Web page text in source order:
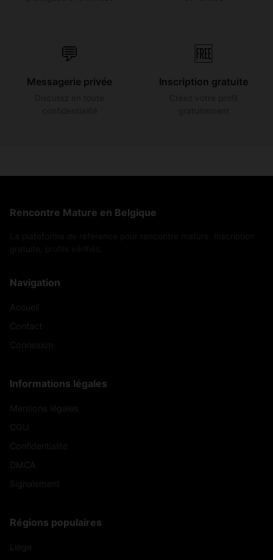
💬
Messagerie privée
🆓
Inscription gratuite
Rencontre Mature en Belgique
Navigation
Informations légales
Régions populaires